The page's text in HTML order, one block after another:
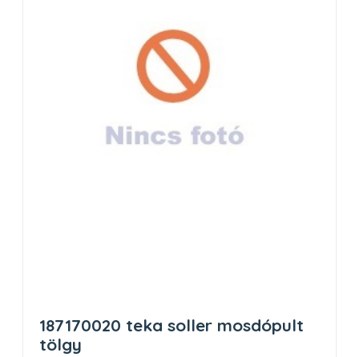
187170020 teka soller mosdópult
tölgy